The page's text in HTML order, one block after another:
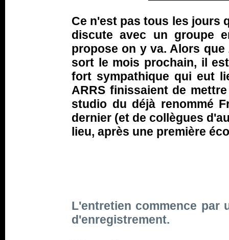
Ce n'est pas tous les jours
discute avec un groupe
propose on y va. Alors que
sort le mois prochain, il
fort sympathique qui eut
ARRS finissaient de
studio du déjà renommé
dernier (et de collègues
lieu, après une première
L'entretien commence par
d'enregistrement.